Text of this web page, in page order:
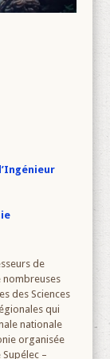
de
nombreuses
des Sciences
qui
nationale
organisée
Supélec –